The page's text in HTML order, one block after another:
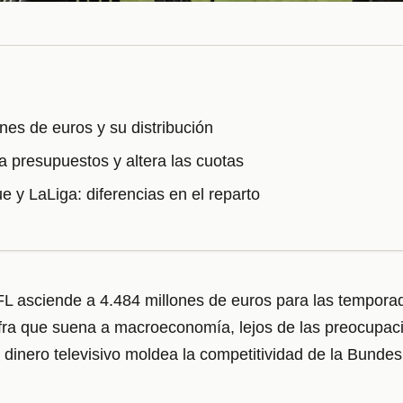
de euros y su distribución
presupuestos y altera las cuotas
y LaLiga: diferencias en el reparto
asciende a 4.484 millones de euros para las
que suena a macroeconomía, lejos de las
televisivo moldea la competitividad de la